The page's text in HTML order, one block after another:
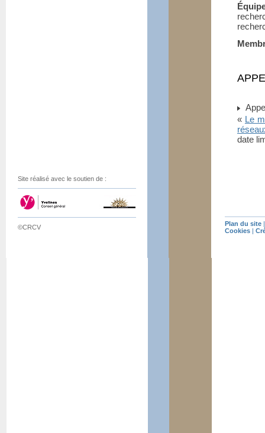
« Le
date
Site réalisé avec le soutien de :
©CRCV Plan du site
Cookies |